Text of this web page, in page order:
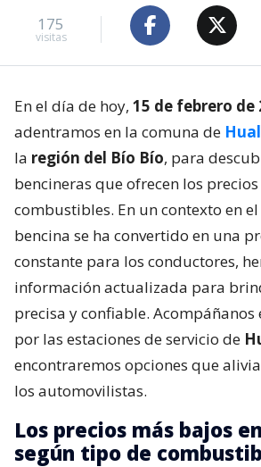
175
visitas
En el día de hoy, 15 de febrero de
adentramos en la comuna de
la región del Bío Bío, para
bencineras que ofrecen los
combustibles. En un contexto en
bencina se ha convertido en una
constante para los conductores,
información actualizada para
precisa y confiable. Acompáñanos
por las estaciones de servicio de
encontraremos opciones que
los automovilistas.
Los precios más bajos en
según tipo de